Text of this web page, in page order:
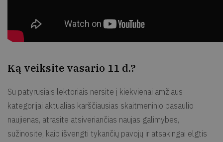
Ką veiksite vasario 11 d.?
Su patyrusiais lektoriais nersite į kiekvienai amžiaus
kategorijai aktualias karščiausias skaitmeninio pasaulio
naujienas, atrasite atsiveriančias naujas galimybes,
sužinosite, kaip išvengti tykančių pavojų ir atsakingai elgtis